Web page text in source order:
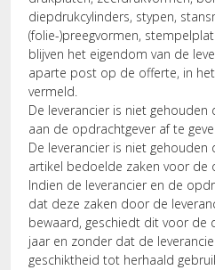
diepdrukcylinders, stypen,
(folie-)preegvormen,
blijven het eigendom van de
aparte post op de offerte, in
vermeld.
De leverancier is niet
aan de opdrachtgever af te
De leverancier is niet
artikel bedoelde zaken voor de
Indien de leverancier en de
dat deze zaken door de
bewaard, geschiedt dit voor de
jaar en zonder dat de
geschiktheid tot herhaald